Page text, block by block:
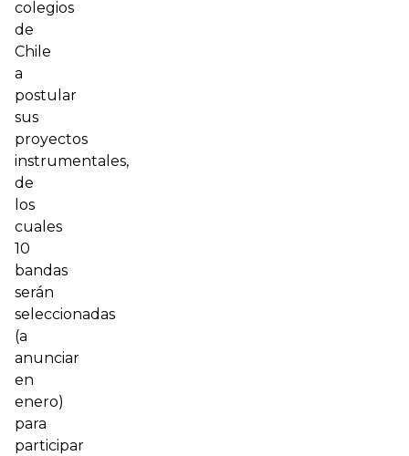
colegios
de
Chile
a
postular
sus
proyectos
instrumentales,
de
los
cuales
10
bandas
serán
seleccionadas
(a
anunciar
en
enero)
para
participar